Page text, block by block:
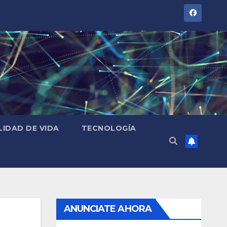
DE VIDA TECNOLOGÍA
ANUNCIATE AHORA